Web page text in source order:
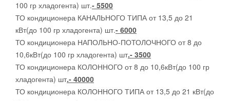
100 гр хладогента) шт.- 5500
ТО кондиционера КАНАЛЬНОГО ТИПА от 13,5 до 21
кВт(до 100 гр хладогента) шт.- 6000
ТО кондиционера НАПОЛЬНО-ПОТОЛОЧНОГО от 8 до
10,6кВт(до 100 гр хладогента) шт.- 3500
ТО кондиционера КОЛОННОГО от 8 до 10,6кВт(до 100 гр
хладогента) шт.- 40000
ТО кондиционера КОЛОННОГО ТИПА от 13,5 до 21 кВт(до